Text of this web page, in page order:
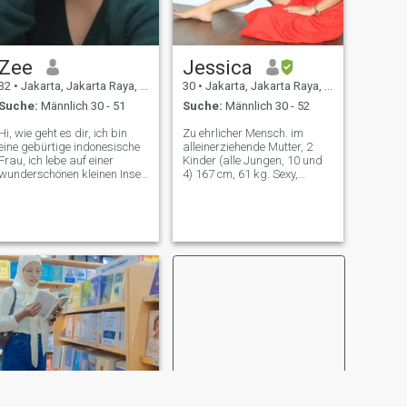
Zee
• Jakarta, Jakarta Raya, Indonesien
Suche: Männlich 30 - 51
Hi, wie geht es dir, ich bin
gebürtige indonesische
Frau, ich lebe auf einer
kleinen Insel
Welt gebracht und bin
worden. Wenn du
Kinder zusammen
willst, ist es sicher,
wenn du Kinder
zusammen haben willst,
uns es mit
versuchen,
habe eine gute
liebevoll und
Jessica
30 • Jakarta, Jakarta Raya, Indonesien
Suche: Männlich 30 - 52
Zu ehrlicher Mensch. im
alleinerziehende Mutter, 2
Kinder (alle Jungen, 10 und
4) 167 cm, 61 kg. Sexy,
Mom verantwortlich.
Verschwenden Sie nicht